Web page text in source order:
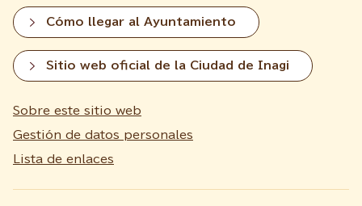
Cómo llegar al Ayuntamiento
Sitio web oficial de la Ciudad de Inagi
Sobre este sitio web
Gestión de datos personales
Lista de enlaces